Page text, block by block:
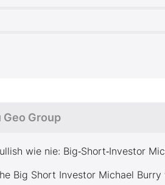
Group
wie nie: Big‑Short‑Investor
Big Short Investor Michael